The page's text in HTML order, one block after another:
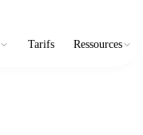
Tarifs Ressources